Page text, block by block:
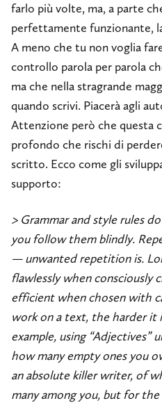
farlo più volte, ma, a parte
perfettamente funzionante,
A meno che tu non voglia
controllo parola per parola
ma che nella stragrande
quando scrivi. Piacerà agli
Attenzione però che questa
profondo che rischi di
scritto. Ecco come gli
supporto:
> Grammar and style rules
you follow them blindly.
— unwanted repetition is.
flawlessly when consciously
efficient when chosen with
work on a text, the harder it
example, using “Adjectives”
how many empty ones you
an absolute killer writer, of
many among you, but for